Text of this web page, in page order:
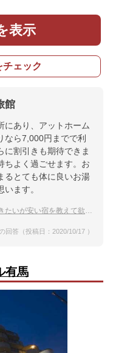
表示
ェック
館
にあり、アットホーム
なら7,000円までで利
に割引きも期待できま
ちよく過ごせます。お
るとても体に良いお湯
ます。
いが安い宿を教えて欲しい
回答（投稿日：2020/10/17 ）
有馬